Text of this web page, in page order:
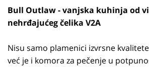
Bull Outlaw - vanjska kuhinja od
nehrđajućeg čelika V2A
Nisu samo plamenici izvrsne
već je i komora za pečenje u